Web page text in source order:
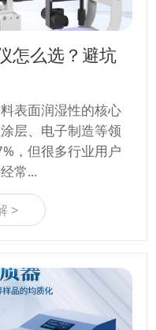
怎么选？避坑
表面润湿性的核心
层、电子制造等领
，但很多行业用户
常...
>